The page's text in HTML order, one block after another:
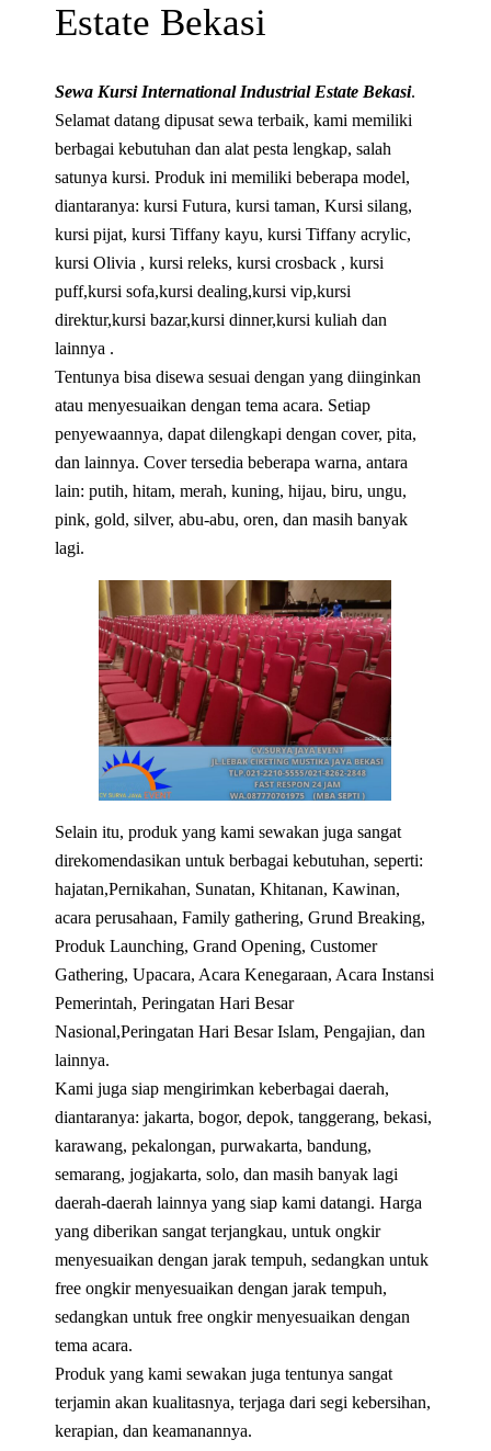
Estate Bekasi
Sewa Kursi International Industrial Estate Bekasi.
Selamat datang dipusat sewa terbaik, kami memiliki
berbagai kebutuhan dan alat pesta lengkap, salah
satunya kursi. Produk ini memiliki beberapa model,
diantaranya: kursi Futura, kursi taman, Kursi silang,
kursi pijat, kursi Tiffany kayu, kursi Tiffany acrylic,
kursi Olivia , kursi releks, kursi crosback , kursi
puff,kursi sofa,kursi dealing,kursi vip,kursi
direktur,kursi bazar,kursi dinner,kursi kuliah dan
lainnya .
Tentunya bisa disewa sesuai dengan yang diinginkan
atau menyesuaikan dengan tema acara. Setiap
penyewaannya, dapat dilengkapi dengan cover, pita,
dan lainnya. Cover tersedia beberapa warna, antara
lain: putih, hitam, merah, kuning, hijau, biru, ungu,
pink, gold, silver, abu-abu, oren, dan masih banyak
lagi.
Selain itu, produk yang kami sewakan juga sangat
direkomendasikan untuk berbagai kebutuhan, seperti:
hajatan,Pernikahan, Sunatan, Khitanan, Kawinan,
acara perusahaan, Family gathering, Grund Breaking,
Produk Launching, Grand Opening, Customer
Gathering, Upacara, Acara Kenegaraan, Acara Instansi
Pemerintah, Peringatan Hari Besar
Nasional,Peringatan Hari Besar Islam, Pengajian, dan
lainnya.
Kami juga siap mengirimkan keberbagai daerah,
diantaranya: jakarta, bogor, depok, tanggerang, bekasi,
karawang, pekalongan, purwakarta, bandung,
semarang, jogjakarta, solo, dan masih banyak lagi
daerah-daerah lainnya yang siap kami datangi. Harga
yang diberikan sangat terjangkau, untuk ongkir
menyesuaikan dengan jarak tempuh, sedangkan untuk
free ongkir menyesuaikan dengan jarak tempuh,
sedangkan untuk free ongkir menyesuaikan dengan
tema acara.
Produk yang kami sewakan juga tentunya sangat
terjamin akan kualitasnya, terjaga dari segi kebersihan,
kerapian, dan keamanannya.